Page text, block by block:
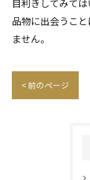
目利きしてみて
品物に出会うこ
ません。
< 前のページ